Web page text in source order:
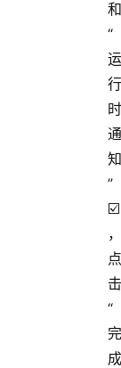
和
“
运
行
时
通
知
”
☑️
，
点
击
“
完
成